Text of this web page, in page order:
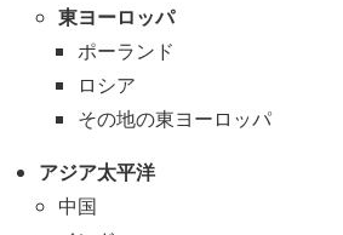
東ヨーロッパ
ポーランド
ロシア
その地の東ヨーロッパ
アジア太平洋
中国